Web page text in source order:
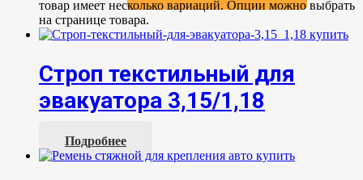
товар имеет несколько вариаций. Опции можно выбрать
на странице товара.
Строп текстильный для
эвакуатора 3,15/1,18
Подробнее